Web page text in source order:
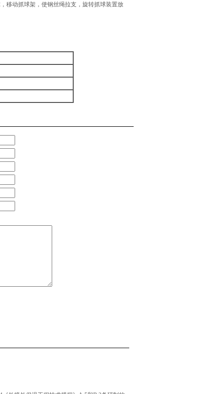
移动抓球架，使钢丝绳拉支，旋转抓球装置放